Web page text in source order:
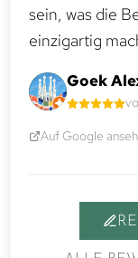
sein, was die
einzigartig
Goek
Auf Google